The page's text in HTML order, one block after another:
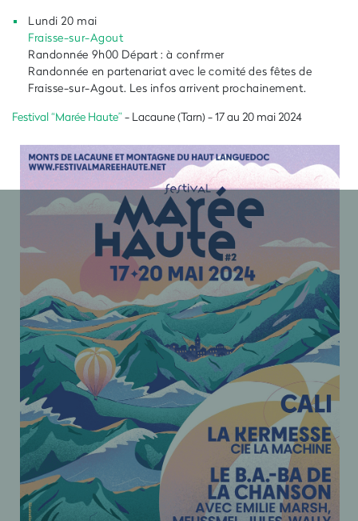
Lundi 20 mai
Fraisse-sur-Agout
Randonnée 9h00 Départ : à confrmer
Randonnée en partenariat avec le comité des fêtes de
Fraisse-sur-Agout. Les infos arrivent prochainement.
Festival “Marée Haute” - Lacaune (Tarn) - 17 au 20 mai 2024